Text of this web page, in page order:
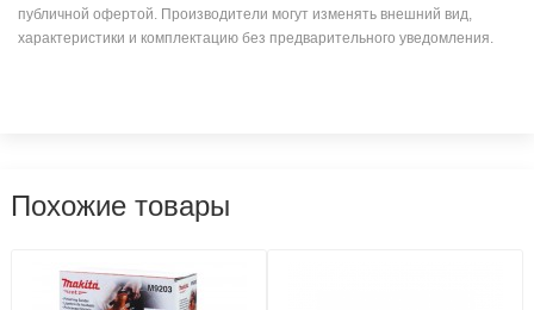
публичной офертой. Производители могут изменять внешний вид,
характеристики и комплектацию без предварительного уведомления.
Похожие товары